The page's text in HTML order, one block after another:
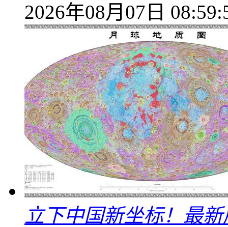
2026年08月07日
立下中国新坐标！最